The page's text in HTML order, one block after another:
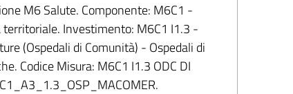
M6 Salute. Componente: M6C1 -
Investimento: M6C1 I1.3 -
(Ospedali di Comunità) - Ospedali di
Codice Misura: M6C1 I1.3 ODC DI